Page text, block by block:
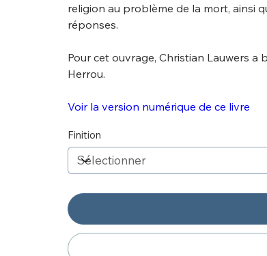
religion au problème de la mort, ainsi
réponses.
Pour cet ouvrage, Christian Lauwers
Herrou.
Voir la version numérique de ce livre
Finition